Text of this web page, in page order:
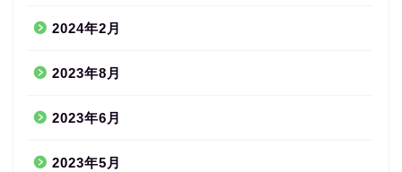
2024年2月
2023年8月
2023年6月
2023年5月